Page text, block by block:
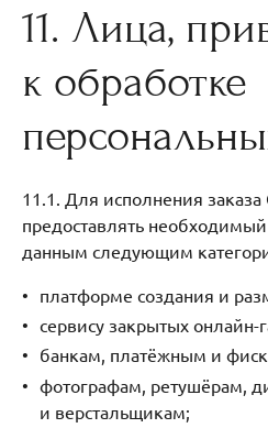
11. Лица,
к обработке
11.1. Для исполнения
предоставлять
данным следующим
платформе создания и
сервису закрытых онлайн-
банкам, платёжным и
фотографам, ретушёрам,
и верстальщикам;